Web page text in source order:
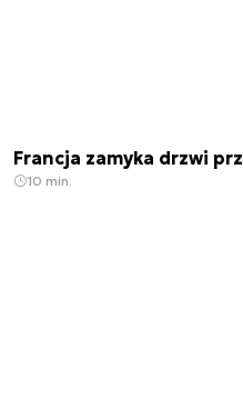
Francja zamyka drzwi
10 min.